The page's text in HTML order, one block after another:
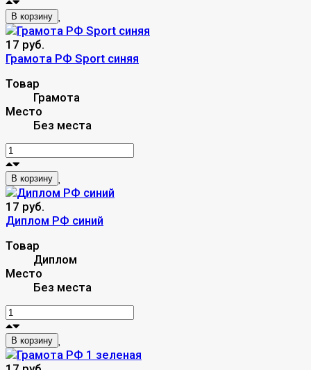
В корзину
17 руб.
Грамота РФ Sport синяя
Товар
Грамота
Место
Без места
В корзину
17 руб.
Диплом РФ синий
Товар
Диплом
Место
Без места
В корзину